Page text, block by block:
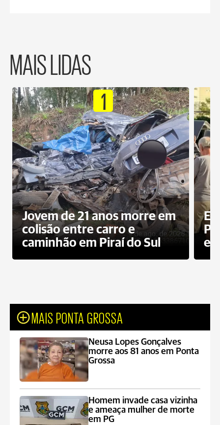
MAIS LIDAS
1
Jovem de 21 anos morre em
colisão entre carro e
caminhão em Piraí do Sul
MAIS PONTA GROSSA
Neusa Lopes Gonçalves
morre aos 81 anos em Ponta
Grossa
Homem invade casa vizinha
e ameaça mulher de morte
em PG